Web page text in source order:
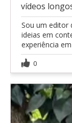
vídeos
Sou um editor
ideias em
experiência
0